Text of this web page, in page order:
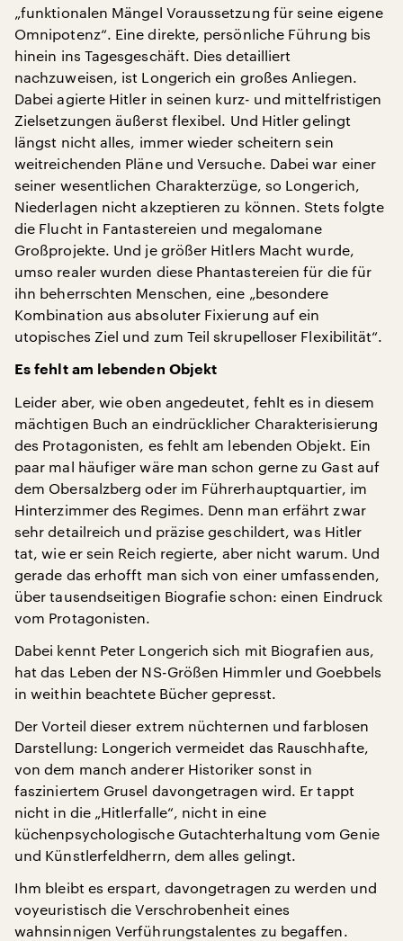
„funktionalen Mängel Voraussetzung für seine eigene
Omnipotenz“. Eine direkte, persönliche Führung bis
hinein ins Tagesgeschäft. Dies detailliert
nachzuweisen, ist Longerich ein großes Anliegen.
Dabei agierte Hitler in seinen kurz- und mittelfristigen
Zielsetzungen äußerst flexibel. Und Hitler gelingt
längst nicht alles, immer wieder scheitern sein
weitreichenden Pläne und Versuche. Dabei war einer
seiner wesentlichen Charakterzüge, so Longerich,
Niederlagen nicht akzeptieren zu können. Stets folgte
die Flucht in Fantastereien und megalomane
Großprojekte. Und je größer Hitlers Macht wurde,
umso realer wurden diese Phantastereien für die für
ihn beherrschten Menschen, eine „besondere
Kombination aus absoluter Fixierung auf ein
utopisches Ziel und zum Teil skrupelloser Flexibilität“.
Es fehlt am lebenden Objekt
Leider aber, wie oben angedeutet, fehlt es in diesem
mächtigen Buch an eindrücklicher Charakterisierung
des Protagonisten, es fehlt am lebenden Objekt. Ein
paar mal häufiger wäre man schon gerne zu Gast auf
dem Obersalzberg oder im Führerhauptquartier, im
Hinterzimmer des Regimes. Denn man erfährt zwar
sehr detailreich und präzise geschildert, was Hitler
tat, wie er sein Reich regierte, aber nicht warum. Und
gerade das erhofft man sich von einer umfassenden,
über tausendseitigen Biografie schon: einen Eindruck
vom Protagonisten.
Dabei kennt Peter Longerich sich mit Biografien aus,
hat das Leben der NS-Größen Himmler und Goebbels
in weithin beachtete Bücher gepresst.
Der Vorteil dieser extrem nüchternen und farblosen
Darstellung: Longerich vermeidet das Rauschhafte,
von dem manch anderer Historiker sonst in
fasziniertem Grusel davongetragen wird. Er tappt
nicht in die „Hitlerfalle“, nicht in eine
küchenpsychologische Gutachterhaltung vom Genie
und Künstlerfeldherrn, dem alles gelingt.
Ihm bleibt es erspart, davongetragen zu werden und
voyeuristisch die Verschrobenheit eines
wahnsinnigen Verführungstalentes zu begaffen.